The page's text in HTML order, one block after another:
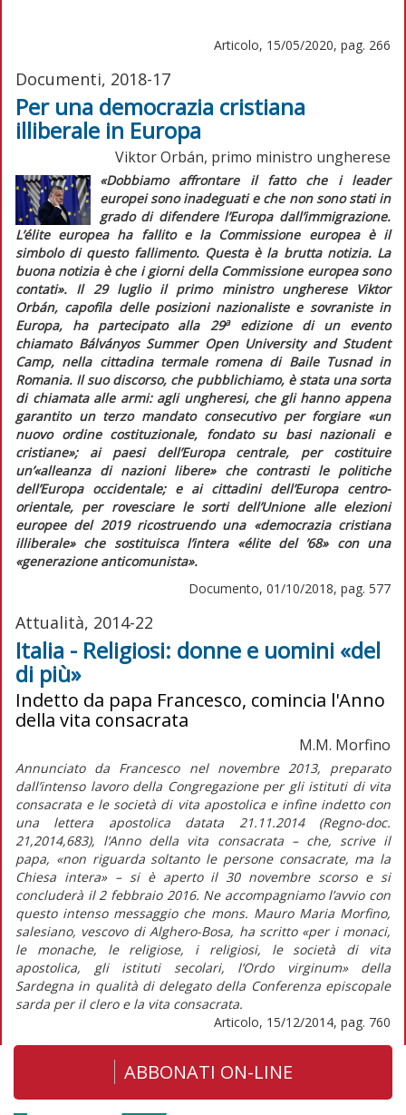
Articolo, 15/05/2020, pag. 266
Documenti, 2018-17
Per una democrazia cristiana
illiberale in Europa
Viktor Orbán, primo ministro ungherese
«Dobbiamo affrontare il fatto che i leader
europei sono inadeguati e che non sono stati in
grado di difendere l’Europa dall’immigrazione.
L’éliteeuropea ha fallito e la Commissione europea è il
simbolo di questo fallimento. Questa è la brutta notizia. La
buona notizia è che i giorni della Commissione europea sono
contati». Il 29 luglio il primo ministro ungherese Viktor
Orbán, capofila delle posizioni nazionaliste e sovraniste in
Europa, ha partecipato alla 29aedizione di un evento
chiamato Bálványos Summer Open University and Student
Camp, nella cittadina termale romena di Baile Tusnad in
Romania. Il suo discorso, che pubblichiamo, è stata una sorta
di chiamata alle armi: agli ungheresi, che gli hanno appena
garantito un terzo mandato consecutivo per forgiare «un
nuovo ordine costituzionale, fondato su basi nazionali e
cristiane»;ai paesi dell’Europa centrale, per costituire
un’«alleanza di nazioni libere»che contrasti le politiche
dell’Europa occidentale; e ai cittadini dell’Europa centro-
orientale, per rovesciare le sorti dell’Unione alle elezioni
europee del 2019 ricostruendo una «democrazia cristiana
illiberale» che sostituisca l’intera «élite del ’68»con una
«generazione anticomunista».
Documento, 01/10/2018, pag. 577
Attualità, 2014-22
Italia - Religiosi: donne e uomini «del
di più»
Indetto da papa Francesco, comincia l'Anno
della vita consacrata
M.M. Morfino
Annunciato da Francesco nel novembre 2013, preparato
dall’intenso lavoro della Congregazione per gli istituti di vita
consacrata e le società di vita apostolica e infine indetto con
una lettera apostolica datata 21.11.2014 (Regno-doc.
21,2014,683), l’Anno della vita consacrata – che, scrive il
papa, «non riguarda soltanto le persone consacrate, ma la
Chiesa intera» – si è aperto il 30 novembre scorso e si
concluderà il 2 febbraio 2016. Ne accompagniamo l’avvio con
questo intenso messaggio che mons. Mauro Maria Morfino,
salesiano, vescovo di Alghero-Bosa, ha scritto «per i monaci,
le monache, le religiose, i religiosi, le società di vita
apostolica, gli istituti secolari, l’Ordo virginum» della
Sardegna in qualità di delegato della Conferenza episcopale
sarda per il clero e la vita consacrata.
Articolo, 15/12/2014, pag. 760
ABBONATI ON-LINE